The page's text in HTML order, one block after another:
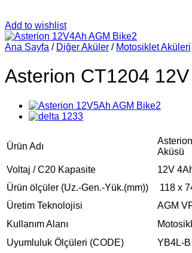
Add to wishlist
Ana Sayfa / Diğer Aküler / Motosiklet Aküleri
Asterion CT1204 12V
Ürün Adı
Aküsü
Voltaj / C20 Kapasite
12V
Ürün ölçüler (Uz.-Gen.-Yük.(mm))
118 x
Üretim Teknolojisi
AGM
Kullanım Alanı
Uyumluluk Ölçüleri (CODE)
YB4L-